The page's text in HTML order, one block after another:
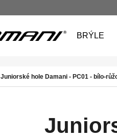
BRÝLE
Juniorské hole Damani - PC01 - bílo-